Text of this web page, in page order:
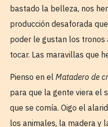
bastado la belleza, nos
producción desaforada
poder le gustan los tronos
tocar. Las maravillas que
Pienso en el Matadero de
para que la gente viera el
que se comía. Oigo el
los animales, la madera y